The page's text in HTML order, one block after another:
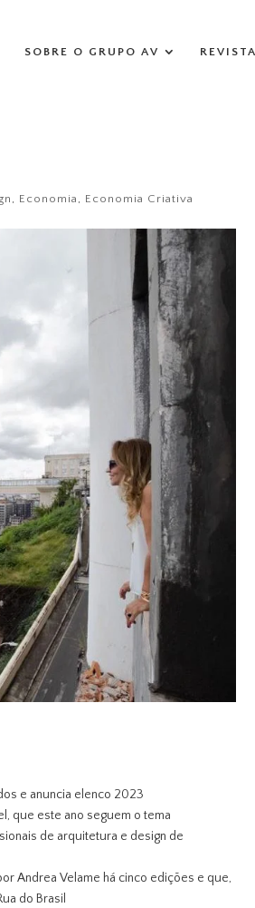
SOBRE O GRUPO AV
, Economia , Economia Criativa
e anuncia elenco 2023
que este ano seguem o tema
de arquitetura e design de
Andrea Velame há cinco edições e que,
do Brasil